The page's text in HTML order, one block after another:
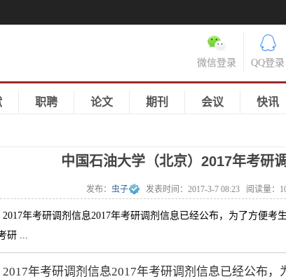
QQ登录
微信登录
职聘 论文 期刊 会议 快讯
中国石油大学（北京）2017年考研
发布： 虫子 发表时间： 2017-3-7 08:23 阅读量：
年考研调剂信息2017年考研调剂信息已经公布，为了方便考
研 ...
2017年考研调剂信息2017年考研调剂信息已经公布，